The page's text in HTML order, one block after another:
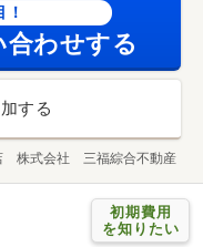
合わせする
する
株式会社 三福綜合不動産
初期費用
を知りたい